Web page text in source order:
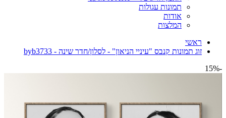
תמונות עגולות
אודות
המלצות
ראשי
זוג תמונות קנבס "עיניי הניאון" - לסלון/חדר שינה - byb3733
-15%